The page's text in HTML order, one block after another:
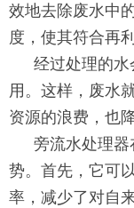
效地去除废水中
度，使其符合再
经过处理的
用。这样，废水
资源的浪费，也
旁流水处理
势。首先，它可
率，减少了对自